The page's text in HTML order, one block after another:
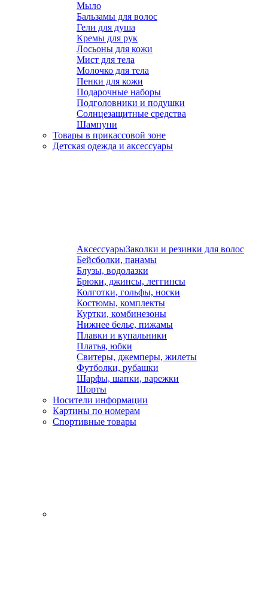
Мыло
Бальзамы для волос
Гели для душа
Кремы для рук
Лосьоны для кожи
Мист для тела
Молочко для тела
Пенки для кожи
Подарочные наборы
Подголовники и подушки
Солнцезащитные средства
Шампуни
Товары в прикассовой зоне
Детская одежда и аксессуары
АксессуарыЗаколки и резинки для волос
Бейсболки, панамы
Блузы, водолазки
Брюки, джинсы, леггинсы
Колготки, гольфы, носки
Костюмы, комплекты
Куртки, комбинезоны
Нижнее белье, пижамы
Плавки и купальники
Платья, юбки
Свитеры, джемперы, жилеты
Футболки, рубашки
Шарфы, шапки, варежки
Шорты
Носители информации
Картины по номерам
Спортивные товары